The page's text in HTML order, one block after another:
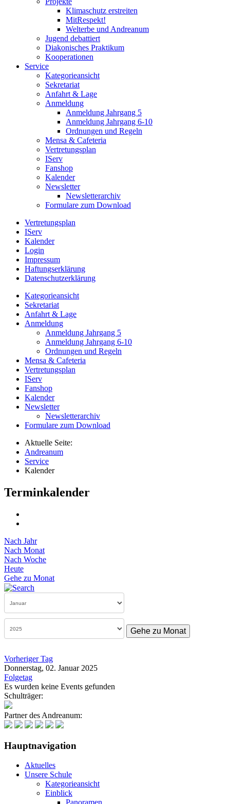
Klimaschutz erstreiten
MitRespekt!
Welterbe und Andreanum
Jugend debattiert
Diakonisches Praktikum
Kooperationen
Service
Kategorieansicht
Sekretariat
Anfahrt & Lage
Anmeldung
Anmeldung Jahrgang 5
Anmeldung Jahrgang 6-10
Ordnungen und Regeln
Mensa & Cafeteria
Vertretungsplan
IServ
Fanshop
Kalender
Newsletter
Newsletterarchiv
Formulare zum Download
Vertretungsplan
IServ
Kalender
Login
Impressum
Haftungserklärung
Datenschutzerklärung
Kategorieansicht
Sekretariat
Anfahrt & Lage
Anmeldung
Anmeldung Jahrgang 5
Anmeldung Jahrgang 6-10
Ordnungen und Regeln
Mensa & Cafeteria
Vertretungsplan
IServ
Fanshop
Kalender
Newsletter
Newsletterarchiv
Formulare zum Download
Aktuelle Seite:
Andreanum
Service
Kalender
Terminkalender
Nach Jahr
Nach Monat
Nach Woche
Heute
Gehe zu Monat
Gehe zu Monat
Vorheriger Tag
Donnerstag, 02. Januar 2025
Folgetag
Es wurden keine Events gefunden
Schulträger:
Partner des Andreanum:
Hauptnavigation
Aktuelles
Unsere Schule
Kategorieansicht
Einblick